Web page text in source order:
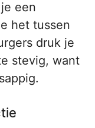
een
het tussen
druk je
stevig, want